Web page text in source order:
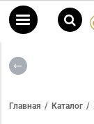
Главная Каталог